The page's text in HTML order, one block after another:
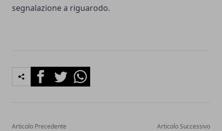
segnalazione a riguarodo.
FacebookTwitterWhatsapp
Articolo Precedente Articolo Successivo